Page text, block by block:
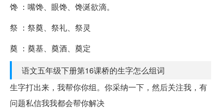
馋 ：嘴馋、眼馋、馋涎欲滴。
祭 ：祭奠、祭礼、祭灵
奠 ：奠基、奠酒、奠定
语文五年级下册第16课桥的生字怎么组词
生字打出来，我帮你你组。你采纳一下，然后关注我，有
问题私信我我都会帮你解决